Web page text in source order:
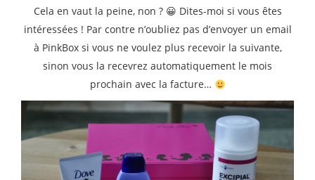
Cela en vaut la peine, non ? 😀 Dites-moi si vous êtes
intéressées ! Par contre n’oubliez pas d’envoyer un email
à PinkBox si vous ne voulez plus recevoir la suivante,
sinon vous la recevrez automatiquement le mois
prochain avec la facture…